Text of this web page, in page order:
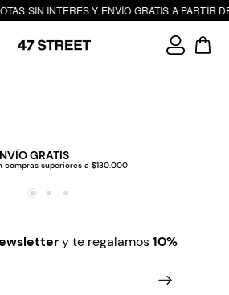
SIN INTERÉS Y ENVÍO GRATIS A PARTIR
GRATIS
compras superiores a $130.000
y te regalamos10%